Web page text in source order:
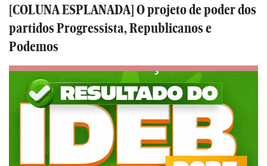
[COLUNA ESPLANADA] O projeto de poder dos
partidos Progressista, Republicanos e
Podemos